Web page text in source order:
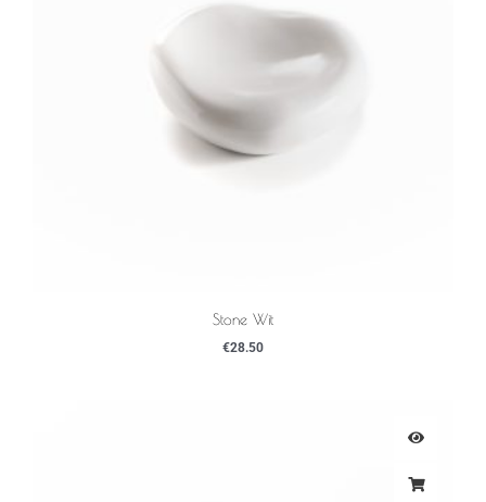
Stone Wit
€28.50